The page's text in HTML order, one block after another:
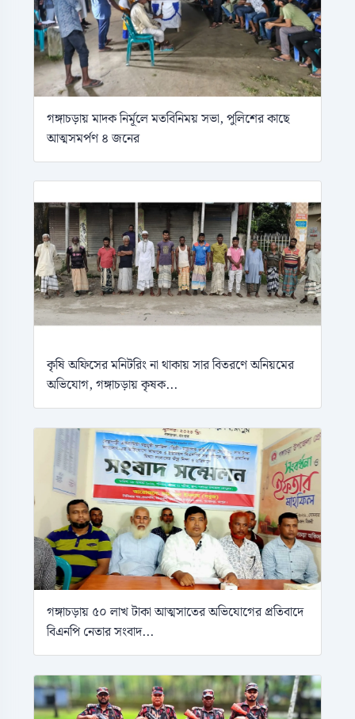
গঙ্গাচড়ায় মাদক নির্মূলে মতবিনিময় সভা, পুলিশের কাছে
আত্মসমর্পণ ৪ জনের
কৃষি অফিসের মনিটরিং না থাকায় সার বিতরণে অনিয়মের
অভিযোগ, গঙ্গাচড়ায় কৃষক...
গঙ্গাচড়ায় ৫০ লাখ টাকা আত্মসাতের অভিযোগের প্রতিবাদে
বিএনপি নেতার সংবাদ...